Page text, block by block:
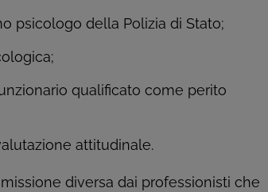
psicologo della Polizia di Stato;
qualificato come perito
attitudinale.
diversa dai professionisti che